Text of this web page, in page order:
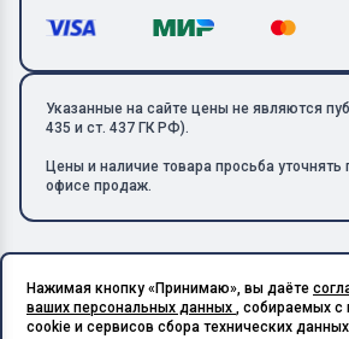
Указанные на сайте цены не являются
435 и ст. 437 ГК РФ).
Цены и наличие товара просьба уточнять
офисе продаж.
Copyright © 2026 ООО «Металлолом-1».
ИНН: 5003129594 | КПП: 500301001 |
Нажимая кнопку «Принимаю», вы даёте
ваших персональных данных , собираемых
cookie и сервисов сбора технических